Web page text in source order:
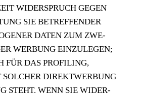
WIDER­SPRUCH GEGEN
SIE BETREF­FEN­DER
DATEN ZUM ZWE­
WER­BUNG EIN­ZU­LE­GEN;
FÜR DAS PRO­FIL­ING,
SOL­CHER DIREKT­WER­BUNG
STEHT. WENN SIE WIDER­